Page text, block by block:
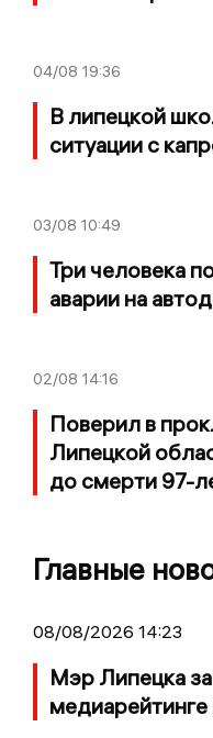
04/08 19:36
В липецкой
ситуации с
03/08 10:49
Три человека
аварии на
02/08 14:16
Поверил в
Липецкой
до смерти 97-
Главные
08/08/2026 14:23
Мэр Липецка